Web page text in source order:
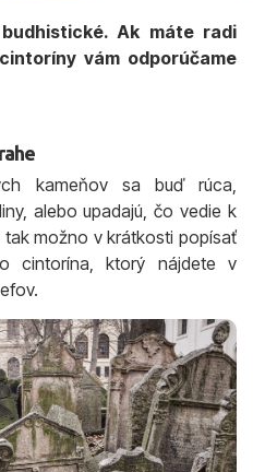
Ak máte radi
vám odporúčame
kameňov sa buď rúca,
alebo upadajú, čo vedie k
tak možno v krátkosti popísať
cintorína, ktorý nájdete v